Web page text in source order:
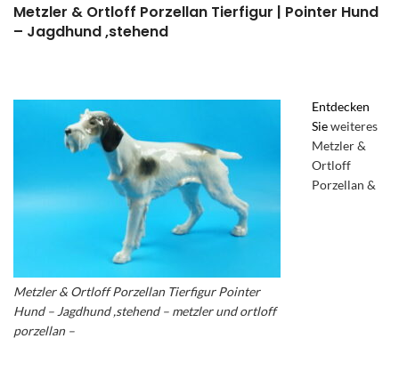
Metzler & Ortloff Porzellan Tierfigur | Pointer Hund
– Jagdhund ,stehend
Metzler & Ortloff Porzellan Tierfigur Pointer
Hund – Jagdhund ,stehend – metzler und ortloff
porzellan –
Entdecken
Sieweiteres
Metzler &
Ortloff
Porzellan &